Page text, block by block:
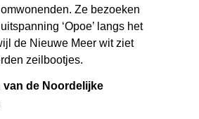
Ze bezoeken
‘Opoe’ langs het
de Nieuwe Meer wit ziet
zeilbootjes.
van de Noordelijke